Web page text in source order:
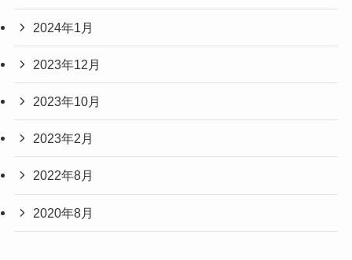
2024年1月
2023年12月
2023年10月
2023年2月
2022年8月
2020年8月